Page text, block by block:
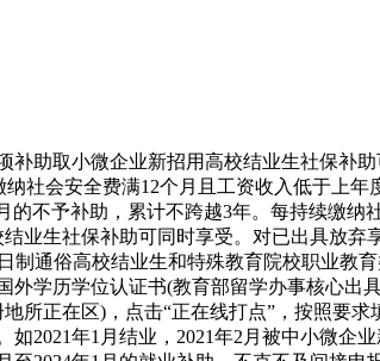
助取小微企业新招用高校结业生社保补
社会安全费满12个月且工资收入低于上
不予补助，累计不跨越3年。每持续缴纳
业生社保补助可同时享受。对已出具放弃
通俗高校结业生和特殊教育院校职业教
学历学位认证书(教育部留学办事核心出
所正在区)，点击“正在线打点”，按照要求
2021年1月结业，2021年2月被中小微企